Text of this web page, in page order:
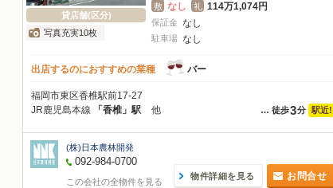
貸店舗(区分)
写真充実10枚
敷 なし 礼 114万1,074円
保証金 なし
駐車場 なし
出店するのにおすすめの業種 バー
福岡市東区香椎駅前17-27
… 徒歩3分 駅近!
JR鹿児島本線 「香椎」駅 他
(株)日本農林開発
092-984-0700
この会社の全物件を見る
物件詳細を見る お問合せ